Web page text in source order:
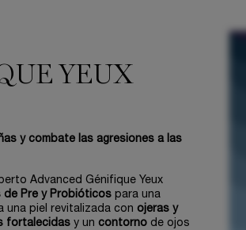
YEUX
y combate las agresiones a las
Advanced Génifique Yeux
de Pre y Probióticos para una
una piel revitalizada con ojeras y
fortalecidas y un contorno de ojos